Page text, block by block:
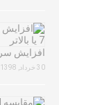
افزایش
30 خرداد, 1398